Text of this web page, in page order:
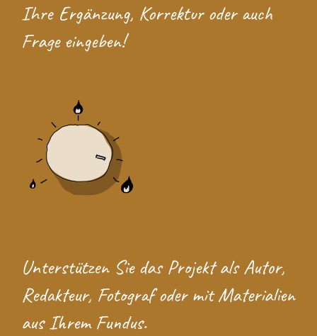
Ihre Ergänzung, Korrektur oder auch
Frage eingeben!
Unterstützen Sie das Projektals Autor,
Redakteur, Fotograf oder mit Materialien
aus Ihrem Fundus.